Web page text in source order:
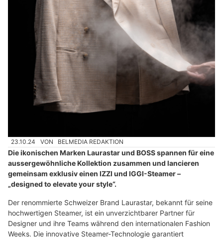
23.10.24 VON BELMEDIA REDAKTION
Die ikonischen Marken Laurastar und BOSS spannen für eine
aussergewöhnliche Kollektion zusammen und lancieren
gemeinsam exklusiv einen IZZI und IGGI-Steamer –
„designed to elevate your style“.
Der renommierte Schweizer Brand Laurastar, bekannt für seine
hochwertigen Steamer, ist ein unverzichtbarer Partner für
Designer und ihre Teams während den internationalen Fashion
Weeks. Die innovative Steamer-Technologie garantiert